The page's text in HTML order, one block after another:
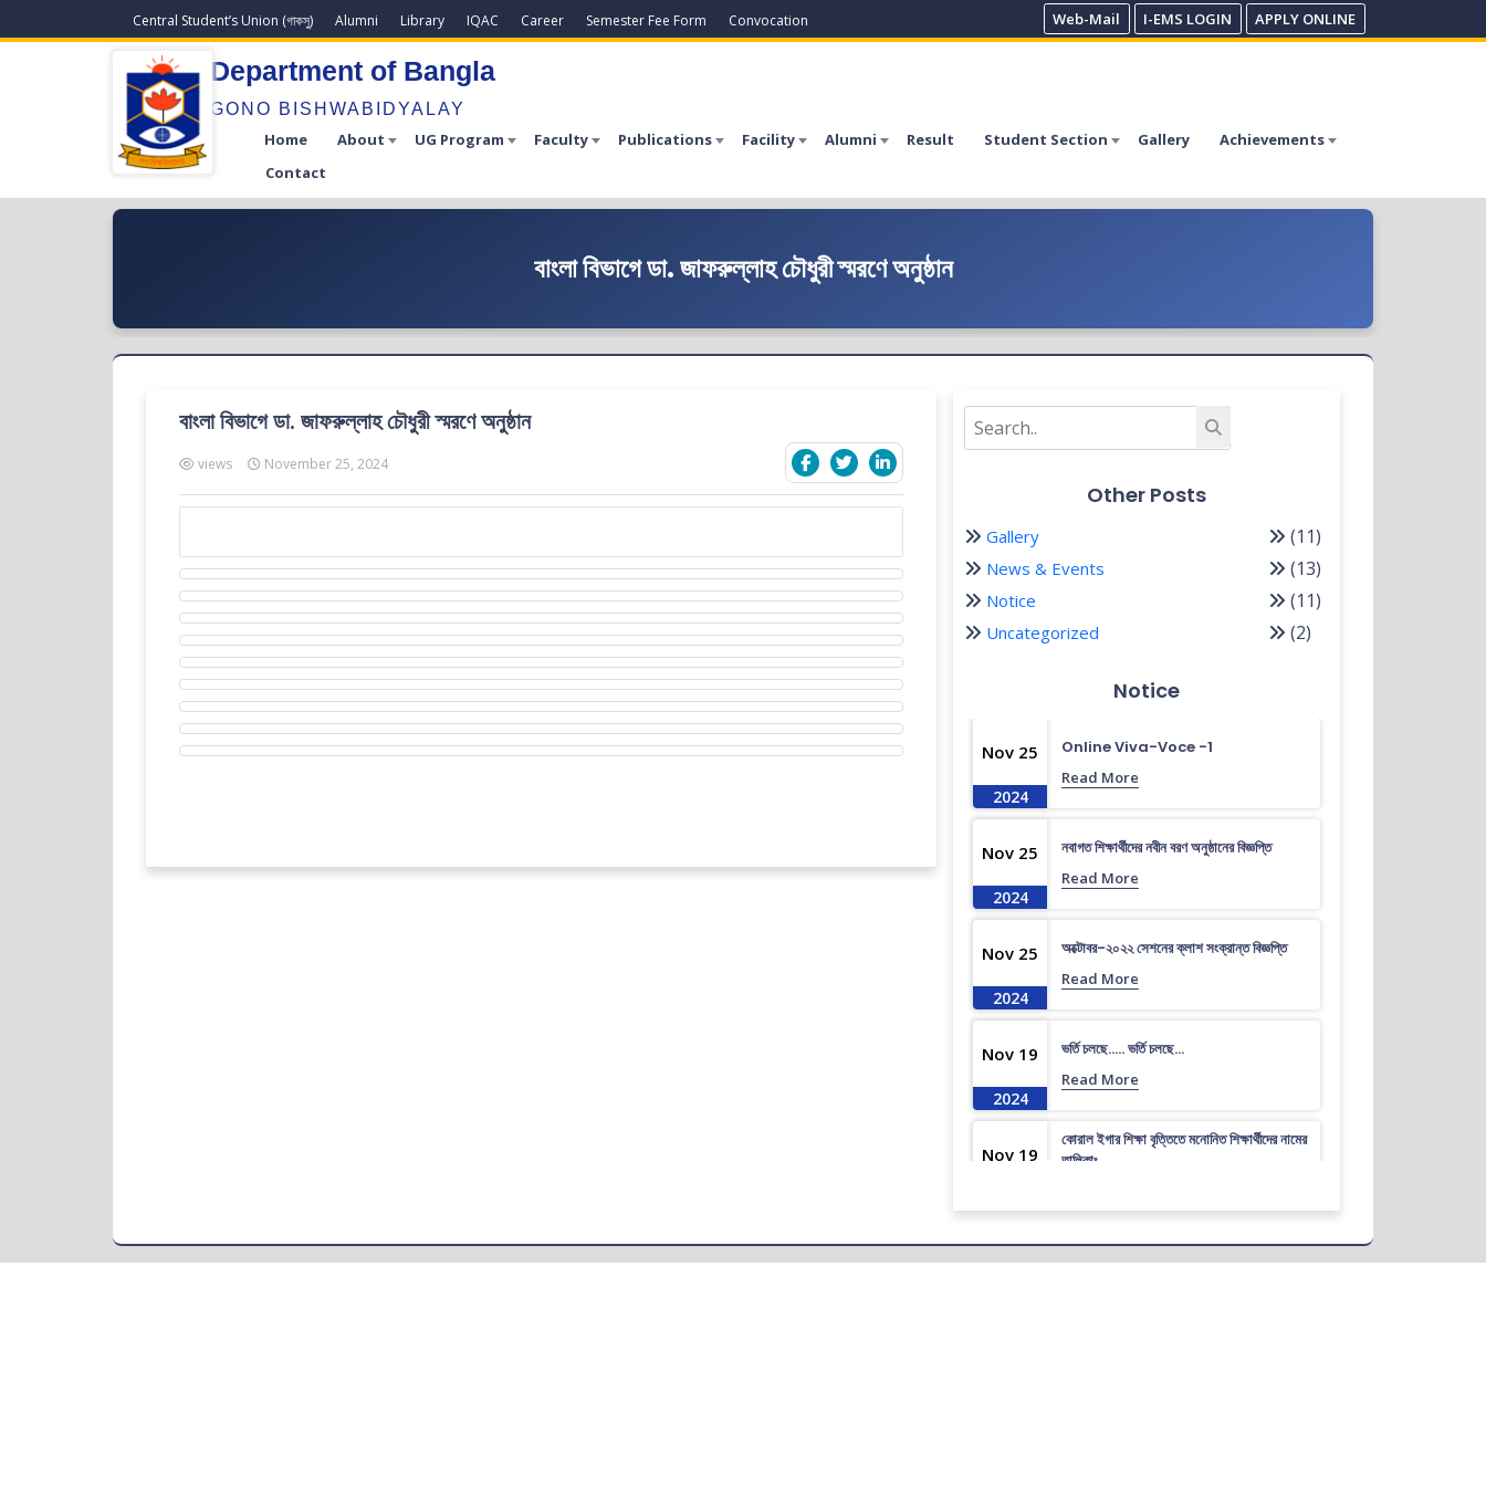
Central Student’s Union (গাকসু) Alumni Library IQAC Career Semester Fee Form Convocation Web-Mail I-EMS LOGIN APPLY ONLINE
Department of Bangla
GONO BISHWABIDYALAY
Home About UG Program Faculty Publications Facility Alumni Result Student Section Gallery
Achievements
Contact
বাংলা বিভাগে ডা. জাফরুল্লাহ চৌধুরী স্মরণে অনুষ্ঠান
বাংলা বিভাগে ডা. জাফরুল্লাহ চৌধুরী স্মরণে অনুষ্ঠান
views November 25, 2024
Other Posts
Gallery (11)
News & Events (13)
Notice (11)
Uncategorized (2)
Notice
Nov 25
2024
Online Viva-Voce -1
Read More
Nov 25
2024
নবাগত শিক্ষার্থীদের নবীন বরণ অনুষ্ঠানের বিজ্ঞপ্তি
Read More
Nov 25
2024
অক্টোবর-২০২২ সেশনের ক্লাশ সংক্রান্ত বিজ্ঞপ্তি
Read More
Nov 19
2024
ভর্তি চলছে….. ভর্তি চলছে…
Read More
Nov 19
কোরাল ইগার শিক্ষা বৃত্তিতে মনোনিত শিক্ষার্থীদের নামের
তালিকাঃ
ধূমপান, পান সেবন করা ও মাদক সেবন করা সম্পূর্ণ নিষিদ্ধ।